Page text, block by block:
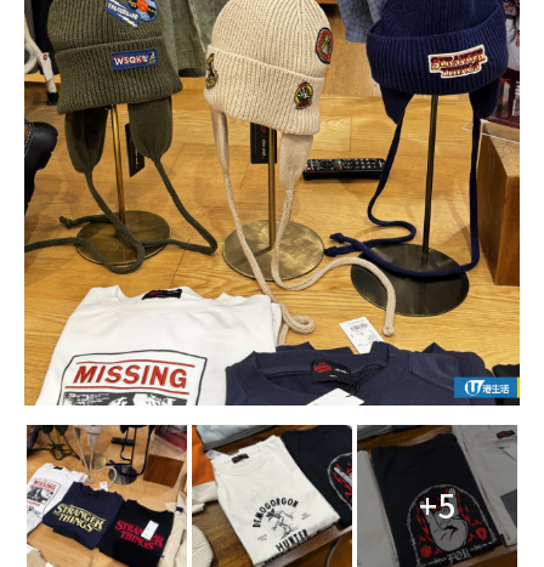
+5
点击图片放大